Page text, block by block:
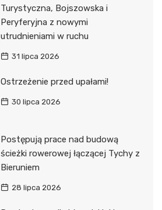
Turystyczna, Bojszowska i
Peryferyjna z nowymi
utrudnieniami w ruchu
31 lipca 2026
Ostrzeżenie przed upałami!
30 lipca 2026
Postępują prace nad budową
ścieżki rowerowej łączącej Tychy z
Bieruniem
28 lipca 2026